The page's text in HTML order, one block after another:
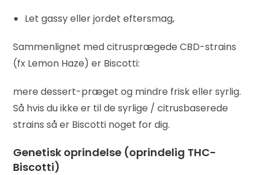
Let gassy eller jordet eftersmag,
Sammenlignet med citrusprægede CBD-strains
(fx Lemon Haze) er Biscotti:
mere dessert-præget og mindre frisk eller syrlig.
Så hvis du ikke er til de syrlige / citrusbaserede
strains så er Biscotti noget for dig.
Genetisk oprindelse (oprindelig THC-
Biscotti)